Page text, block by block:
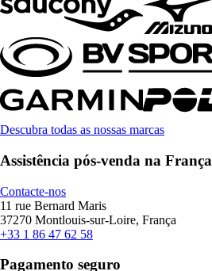
Descubra todas as nossas marcas
Assistência pós-venda na França
Contacte-nos
11 rue Bernard Maris
37270 Montlouis-sur-Loire, França
+33 1 86 47 62 58
Pagamento seguro